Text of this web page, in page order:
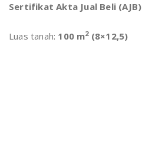
Sertifikat Akta Jual Beli (AJB)
Luas tanah: 100 m2(8×12,5)